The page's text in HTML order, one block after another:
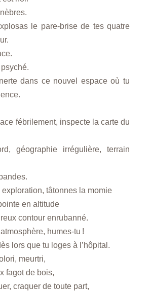
le pare-brise de tes quatre
dans ce nouvel espace où tu
fébrilement, inspecte la carte du
géographie irrégulière, terrain
tâtonnes la momie
en altitude
contour enrubanné.
humes-tu !
lors que tu loges à l’hôpital.
meurtri,
fagot de bois,
craquer de toute part,